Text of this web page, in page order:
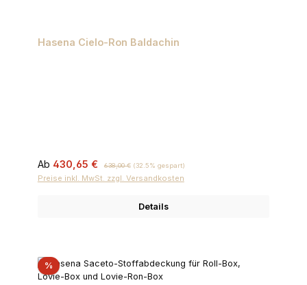
Hasena Cielo-Ron Baldachin
Verkaufspreis:
Ab 430,65 € 638,00 € (32.5% gespart)
Preise inkl. MwSt. zzgl. Versandkosten
Details
%Rabatt